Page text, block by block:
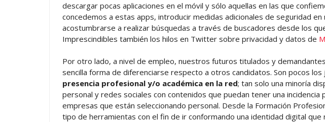
descargar pocas aplicaciones en el móvil y sólo aquellas en las que
concedemos a estas apps, introducir medidas adicionales de seguridad
acostumbrarse a realizar búsquedas a través de buscadores desde los
Imprescindibles también los hilos en Twitter sobre privacidad y datos de
Por otro lado, a nivel de empleo, nuestros futuros titulados y
sencilla forma de diferenciarse respecto a otros candidatos. Son pocos
presencia profesional y/o académica en la red; tan solo una minoría
personal y redes sociales con contenidos que puedan tener una incidencia
empresas que están seleccionando personal. Desde la Formación
tipo de herramientas con el fin de ir conformando una identidad digital